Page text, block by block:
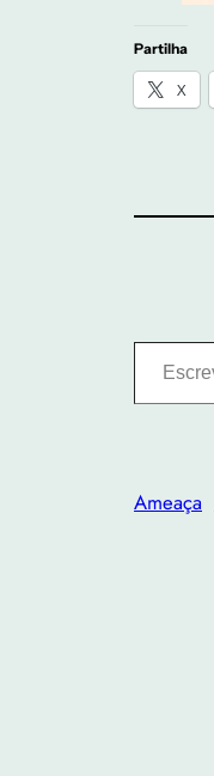
Partilha
X
Escreve o teu email…
Ameaça